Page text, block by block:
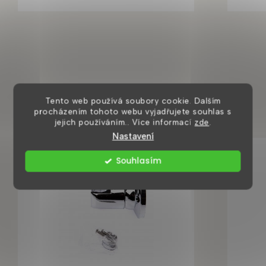
Tento web používá soubory cookie. Dalším
procházením tohoto webu vyjadřujete souhlas s
jejich používáním.. Více informací zde
Nastavení
Souhlasím